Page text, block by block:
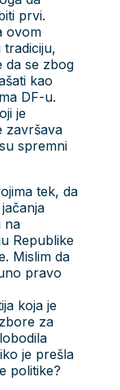
prvi.
ovom
tradiciju,
da se zbog
kao
DF-u.
je
završava
spremni
tek, da
na
Republike
Mislim da
pravo
koja je
za
je prešla
politike?